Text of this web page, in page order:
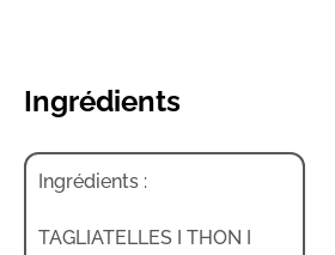
Ingrédients
Ingrédients :
TAGLIATELLES I THON I